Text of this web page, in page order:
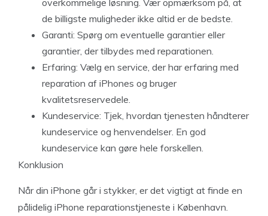
overkommelige løsning. Vær opmærksom på, at
de billigste muligheder ikke altid er de bedste.
Garanti: Spørg om eventuelle garantier eller
garantier, der tilbydes med reparationen.
Erfaring: Vælg en service, der har erfaring med
reparation af iPhones og bruger
kvalitetsreservedele.
Kundeservice: Tjek, hvordan tjenesten håndterer
kundeservice og henvendelser. En god
kundeservice kan gøre hele forskellen.
Konklusion
Når din iPhone går i stykker, er det vigtigt at finde en
pålidelig iPhone reparationstjeneste i København.